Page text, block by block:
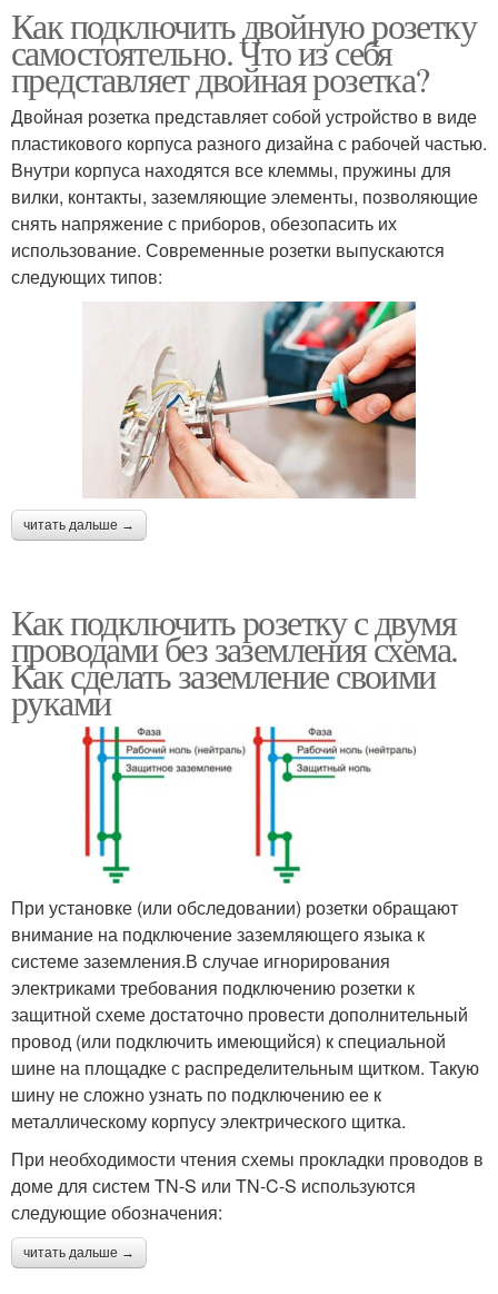
Как подключить двойную розетку
самостоятельно. Что из себя
представляет двойная розетка?
Двойная розетка представляет собой устройство в виде
пластикового корпуса разного дизайна с рабочей частью.
Внутри корпуса находятся все клеммы, пружины для
вилки, контакты, заземляющие элементы, позволяющие
снять напряжение с приборов, обезопасить их
использование. Современные розетки выпускаются
следующих типов:
читать дальше →
Как подключить розетку с двумя
проводами без заземления схема.
Как сделать заземление своими
руками
При установке (или обследовании) розетки обращают
внимание на подключение заземляющего языка к
системе заземления.В случае игнорирования
электриками требования подключению розетки к
защитной схеме достаточно провести дополнительный
провод (или подключить имеющийся) к специальной
шине на площадке с распределительным щитком. Такую
шину не сложно узнать по подключению ее к
металлическому корпусу электрического щитка.
При необходимости чтения схемы прокладки проводов в
доме для систем TN-S или TN-C-S используются
следующие обозначения:
читать дальше →